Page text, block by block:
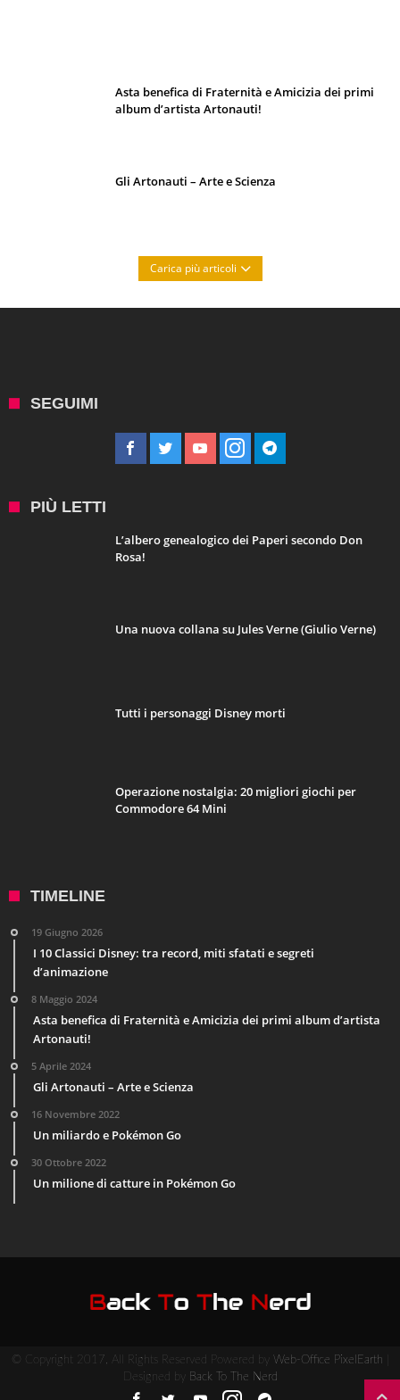
Asta benefica di Fraternità e Amicizia dei primi
album d’artista Artonauti!
Gli Artonauti – Arte e Scienza
Carica più articoli
SEGUIMI
PIÙ LETTI
L’albero genealogico dei Paperi secondo Don
Rosa!
Una nuova collana su Jules Verne (Giulio Verne)
Tutti i personaggi Disney morti
Operazione nostalgia: 20 migliori giochi per
Commodore 64 Mini
TIMELINE
19 Giugno 2026
I 10 Classici Disney: tra record, miti sfatati e segreti
d’animazione
8 Maggio 2024
Asta benefica di Fraternità e Amicizia dei primi album d’artista
Artonauti!
5 Aprile 2024
Gli Artonauti – Arte e Scienza
16 Novembre 2022
Un miliardo e Pokémon Go
30 Ottobre 2022
Un milione di catture in Pokémon Go
© Copyright 2017, All Rights Reserved Powered by Web-Office PixelEarth
Designed by
Back To The Nerd